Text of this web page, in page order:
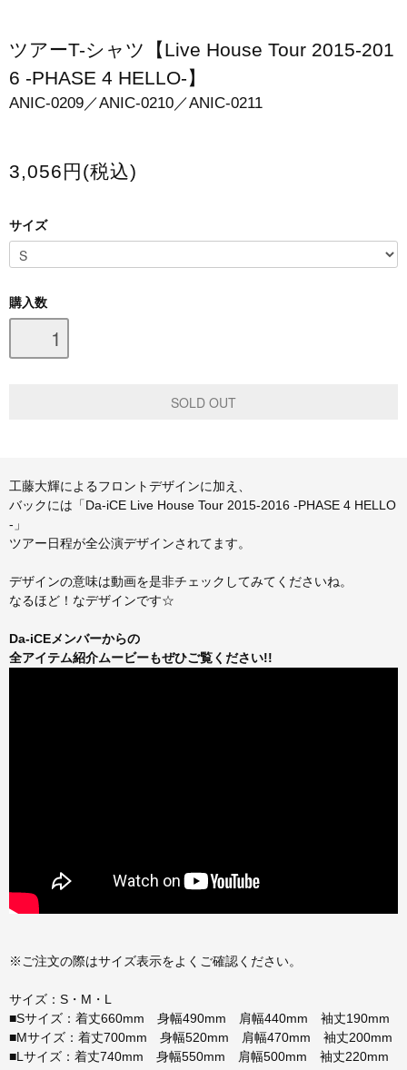
スマホケース・モバイルバッテリー
会場限定グッズ
ツアーT-シャツ【Live House Tour 2015-201
6 -PHASE 4 HELLO-】
ANIC-0209／ANIC-0210／ANIC-0211
3,056円(税込)
サイズ
購入数
工藤大輝によるフロントデザインに加え、
バックには「Da-iCE Live House Tour 2015-2016 -PHASE 4 HELLO
-」
ツアー日程が全公演デザインされてます。
デザインの意味は動画を是非チェックしてみてくださいね。
なるほど！なデザインです☆
Da-iCEメンバーからの
全アイテム紹介ムービーもぜひご覧ください!!
※ご注文の際はサイズ表示をよくご確認ください。
サイズ：S・M・L
■Sサイズ：着丈660mm 身幅490mm 肩幅440mm 袖丈190mm
■Mサイズ：着丈700mm 身幅520mm 肩幅470mm 袖丈200mm
■Lサイズ：着丈740mm 身幅550mm 肩幅500mm 袖丈220mm